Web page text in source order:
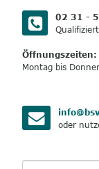
02 31 -
Öffnungszeiten:
Montag bis
oder